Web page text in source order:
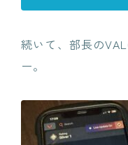
続いて、部長の
ー。